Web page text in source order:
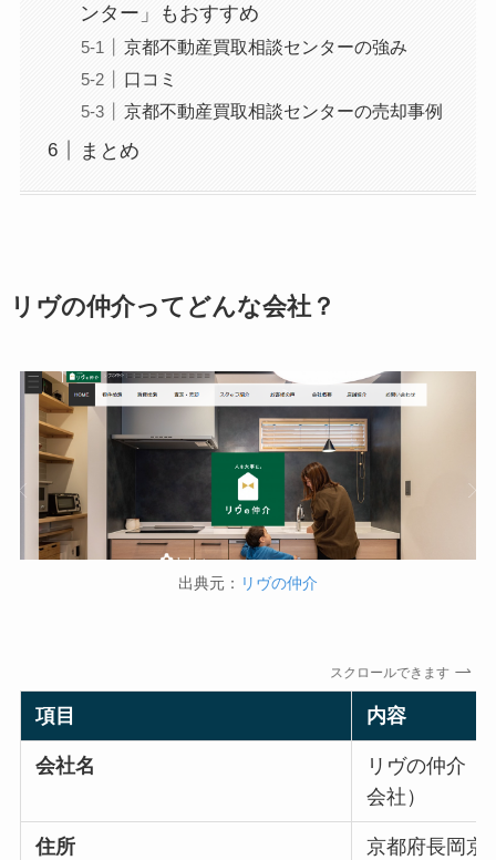
ンター」もおすすめ
京都不動産買取相談センターの強み
口コミ
京都不動産買取相談センターの売却事例
まとめ
リヴの仲介ってどんな会社？
出典元： リヴの仲介
スクロールできます
項目 内容
会社名
リヴの仲介（
会社）
住所
京都府長岡京